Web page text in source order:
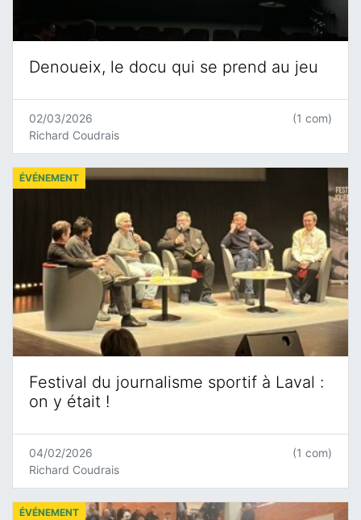
Denoueix, le docu qui se prend au jeu
02/03/2026
Richard Coudrais
(1 com)
Festival du journalisme sportif à Laval :
on y était !
ÉVÉNEMENT
04/02/2026
Richard Coudrais
(1 com)
ÉVÉNEMENT